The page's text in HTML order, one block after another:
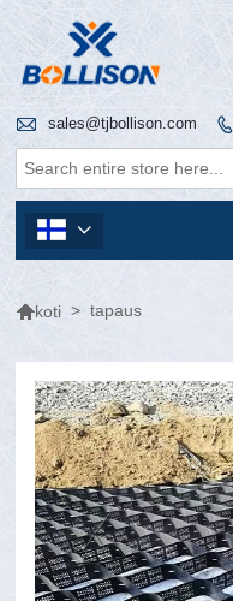
 sales@tjbollison.com 

koti > tapaus